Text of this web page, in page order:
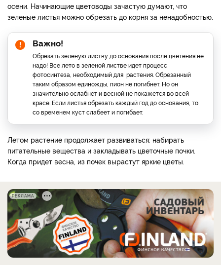
осени. Начинающие цветоводы зачастую думают, что
зеленые листья можно обрезать до корня за ненадобностью.
Важно!
Обрезать зеленую листву до основания после цветения не
надо! Все лето в зеленой листве идет процесс
фотосинтеза, необходимый для растения. Обрезанный
таким образом единожды, пион не погибнет. Но он
значительно ослабнет и весной не покажется во всей
красе. Если листья обрезать каждый год до основания, то
со временем куст слабеет и погибает.
Летом растение продолжает развиваться: набирать
питательные вещества и закладывать цветочные почки.
Когда придет весна, из почек вырастут яркие цветы.
РЕКЛАМА